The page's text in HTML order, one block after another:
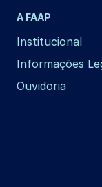
A FAAP
Institucional
Informações
Ouvidoria